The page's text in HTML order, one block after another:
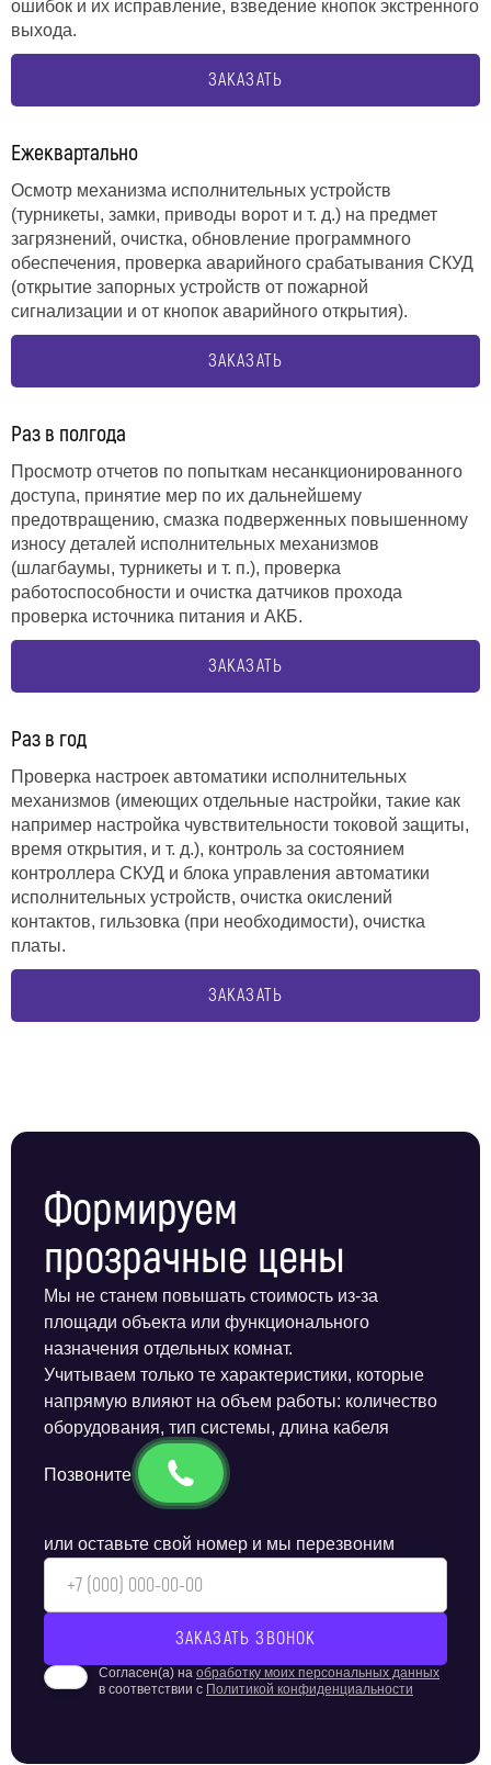
ошибок и их исправление, взведение кнопок экстренного
выхода.
ЗАКАЗАТЬ
Ежеквартально
Осмотр механизма исполнительных устройств
(турникеты, замки, приводы ворот и т. д.) на предмет
загрязнений, очистка, обновление программного
обеспечения, проверка аварийного срабатывания СКУД
(открытие запорных устройств от пожарной
сигнализации и от кнопок аварийного открытия).
ЗАКАЗАТЬ
Раз в полгода
Просмотр отчетов по попыткам несанкционированного
доступа, принятие мер по их дальнейшему
предотвращению, смазка подверженных повышенному
износу деталей исполнительных механизмов
(шлагбаумы, турникеты и т. п.), проверка
работоспособности и очистка датчиков прохода
проверка источника питания и АКБ.
ЗАКАЗАТЬ
Раз в год
Проверка настроек автоматики исполнительных
механизмов (имеющих отдельные настройки, такие как
например настройка чувствительности токовой защиты,
время открытия, и т. д.), контроль за состоянием
контроллера СКУД и блока управления автоматики
исполнительных устройств, очистка окислений
контактов, гильзовка (при необходимости), очистка
платы.
ЗАКАЗАТЬ
Формируем
прозрачные цены
Мы не станем повышать стоимость из-за
площади объекта или функционального
назначения отдельных комнат.
Учитываем только те характеристики, которые
напрямую влияют на объем работы: количество
оборудования, тип системы, длина кабеля
Позвоните
или оставьте свой номер и мы перезвоним
Согласен(а) на обработку моих персональных данных
в соответствии с Политикой конфиденциальности